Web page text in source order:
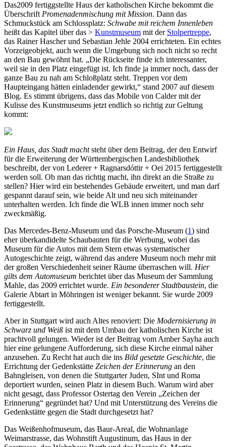
Das2009 fertiggstellte Haus der katholischen Kirche bekommt die
Überschrift Promenadenmischung mit Mission. Dann das
Schmuckstück am Schlossplatz: Schwabe mit reichem Innenleben
heißt das Kapitel über das > Kunstmuseum mit der Stolpertreppe,
das Rainer Hascher und Sebastian Jehle 2004 errichteten. Ein echtes
Vorzeigeobjekt, auch wenn die Umgebung sich noch nicht so recht
an den Bau gewöhnt hat. „Die Rückseite finde ich interessanter,
weil sie in den Platz eingefügt ist. Ich finde ja immer noch, dass der
ganze Bau zu nah am Schloßplatz steht. Treppen vor dem
Haupteingang hätten einladender gewirkt,“ stand 2007 auf diesem
Blog. Es stimmt übrigens, dass das Mobile von Calder mit der
Kulisse des Kunstmuseums jetzt endlich so richtig zur Geltung
kommt:
Ein Haus, das Stadt machtsteht über dem Beitrag, der den Entwirf
für die Erweiterung der Württembergischen Landesbibliothek
beschreibt, der von Lederer + Ragnarsdóttir + Oei 2015 fertiggestellt
werden soll. Ob man das richtig macht, ihn direkt an die Straße zu
stellen? Hier wird ein bestehendes Gebäude erweitert, und man darf
gespannt darauf sein, wie beide Alt und neu sich miteinander
unterhalten werden. Ich finde die WLB innen immer noch sehr
zweckmäßig.
Das Mercedes-Benz-Museum und das Porsche-Museum (1) sind
eher überkandidelte Schaubauten für die Werbung, wobei das
Museum für die Autos mit dem Stern etwas systematischer
Autogeschichte zeigt, während das andere Museum noch mehr mit
der großen Verschiedenheit seiner Räume überraschen will. Hier
gilts dem Automuseum berichtet über das Museum der Sammlung
Mahle, das 2009 errichtet wurde. Ein besonderer Stadtbaustein, die
Galerie Abtart in Möhringen ist weniger bekannt. Sie wurde 2009
fertiggestellt.
Aber in Stuttgart wird auch Altes renoviert: Die Modernisierung in
Schwarz und Weiß ist mit dem Umbau der katholischen Kirche ist
prachtvoll gelungen. Wieder ist der Beitrag vom Amber Sayha auch
hier eine gelungene Aufforderung, sich diese Kirche einmal näher
anzusehen. Zu Recht hat auch die ins Bild gesetzte Geschichte, die
Errichtung der Gedenkstätte Zeichen der Erinnerung an den
Bahngleisen, von denen die Stuttgarter Juden, SInt und Roma
deportiert wurden, seinen Platz in diesem Buch. Warum wird aber
nicht gesagt, dass Professor Ostertag den Verein „Zeichen der
Erinnerung“ gegründet hat? Und mit Unterstützung des Vereins die
Gedenkstätte gegen die Stadt durchgesetzt hat?
Das Weißenhofmuseum, das Baur-Areal, die Wohnanlage
Weimarstrasse, das Wohnstift Augustinum, das Haus in der